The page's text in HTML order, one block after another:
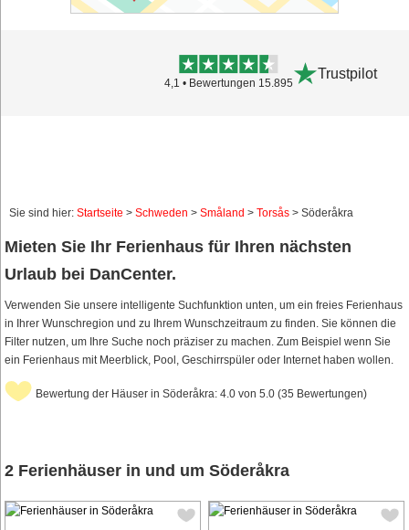
4,1 • Bewertungen 15.895
Trustpilot
Sie sind hier: Startseite > Schweden > Småland > Torsås > Söderåkra
Mieten Sie Ihr Ferienhaus für Ihren nächsten
Urlaub bei DanCenter.
Verwenden Sie unsere intelligente Suchfunktion unten, um ein freies Ferienhaus
in Ihrer Wunschregion und zu Ihrem Wunschzeitraum zu finden. Sie können die
Filter nutzen, um Ihre Suche noch präziser zu machen. Zum Beispiel wenn Sie
ein Ferienhaus mit Meerblick, Pool, Geschirrspüler oder Internet haben wollen.
Bewertung der Häuser in Söderåkra: 4.0 von 5.0 (35 Bewertungen)
2 Ferienhäuser in und um Söderåkra